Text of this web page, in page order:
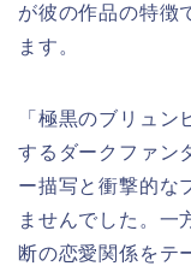
が彼の作品の特徴
ます。
「極黒のブリュ
するダークファン
ー描写と衝撃的な
ませんでした。一
断の恋愛関係をテ